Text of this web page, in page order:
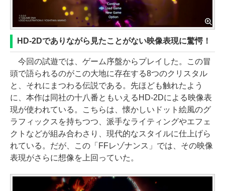
HD-2Dでありながら見たことがない映像表現に驚愕！
今回の試遊では、ゲーム序盤からプレイした。この冒
頭で語られるのがこの大地に存在する8つのクリスタル
と、それにまつわる伝説である。先ほども触れたよう
に、本作は同社の十八番ともいえるHD-2Dによる映像表
現が使われている。こちらは、懐かしいドット絵風のグ
ラフィックスを持ちつつ、派手なライティングやエフェ
クトなどが組み合わさり、現代的なスタイルに仕上げら
れている。だが、この「FFレゾナンス」では、その映像
表現がさらに想像を上回っていた。